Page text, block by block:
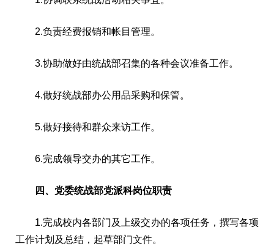
2.负责经费报销和帐目管理。
3.协助做好由统战部召集的各种会议准备工作。
4.做好统战部办公用品采购和保管。
5.做好接待和群众来访工作。
6.完成领导交办的其它工作。
四、党委统战部党派科岗位职责
1.完成校内各部门及上级交办的各项任务，撰写各项
工作计划及总结，起草部门文件。